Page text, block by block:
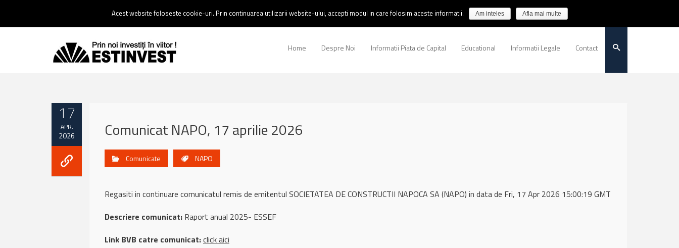
0237 238 900 |Email :contact@estinvest.ro
Home Despre Noi Informatii Piata de Capital Educational Informatii Legale Contact
17
APR.
2026 Comunicat NAPO, 17 aprilie 2026
Comunicate NAPO
Regasiti in continuare comunicatul remis de emitentul SOCIETATEA DE CONSTRUCTII NAPOCA SA (NAPO) in data de Fri, 17 Apr 2026 15:00:19 GMT
Descriere comunicat: Raport anual 2025- ESSEF
Link BVB catre comunicat:click aici
Acest website foloseste cookie-uri. Prin continuarea utilizarii website-ului, accepti modul in care folosim aceste informatii. Am inteles Afla mai multe